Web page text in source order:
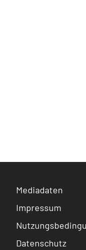
Mediadaten
Impressum
Datenschutz